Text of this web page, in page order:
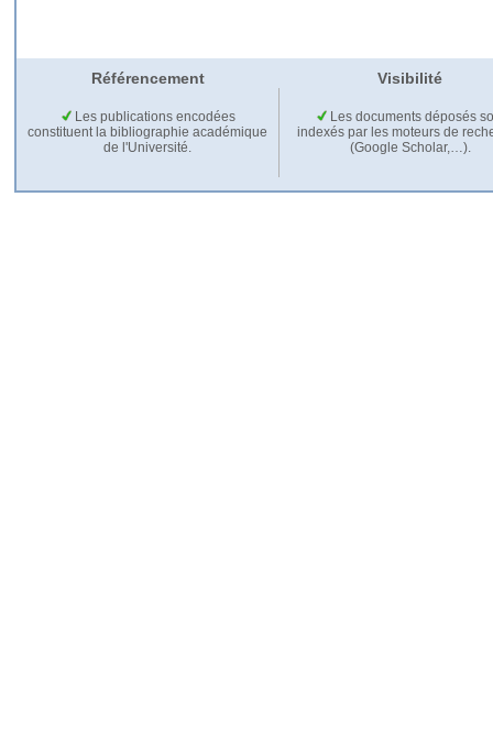
Référencement Visibilité
Les publications encodées
constituent la bibliographie académique
de l'Université.
Les documents déposés
indexés par les moteurs de
(Google Scholar,…).